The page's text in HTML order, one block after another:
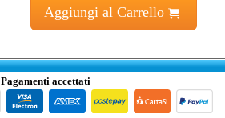
Aggiungi al Carrello
Pagamenti accettati